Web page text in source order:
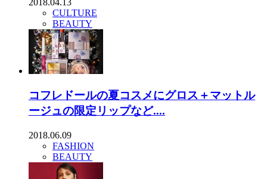
2018.04.13
CULTURE
BEAUTY
コフレドールの夏コスメにグロス＋マットル
ージュの限定リップなど....
2018.06.09
FASHION
BEAUTY